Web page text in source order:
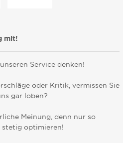
mit!
Service denken!
oder Kritik, vermissen Sie
gar loben?
Meinung, denn nur so
stetig optimieren!